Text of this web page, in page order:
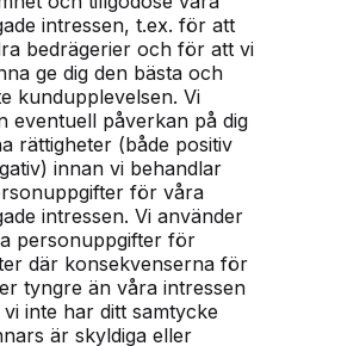
intressen, t.ex. för att
bedrägerier och för att vi
ge dig den bästa och
kundupplevelsen. Vi
eventuell påverkan på dig
rättigheter (både positiv
innan vi behandlar
för våra
intressen. Vi använder
personuppgifter för
där konsekvenserna för
tyngre än våra intressen
vi inte har ditt samtycke
är skyldiga eller